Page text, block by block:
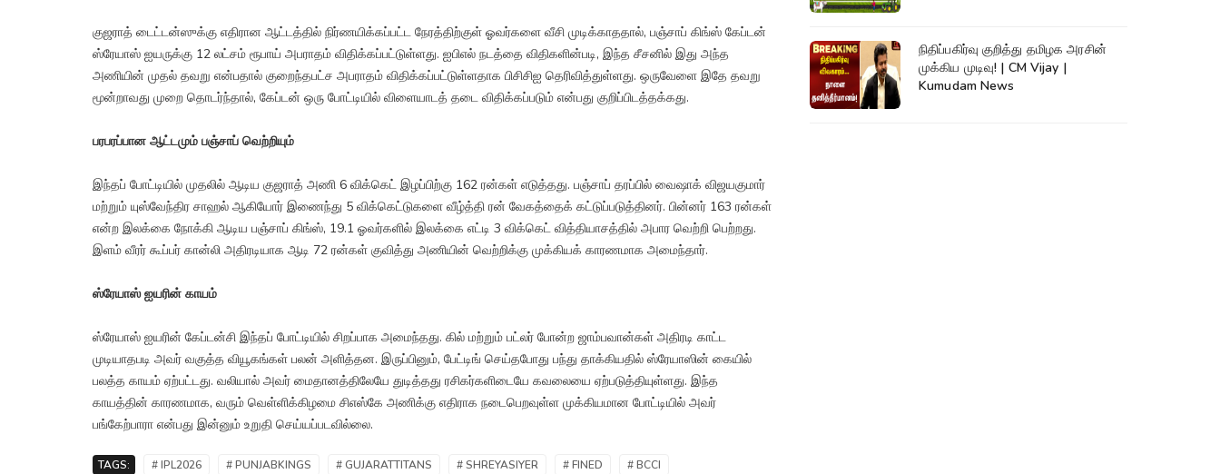
குஜராத் டைட்டன்ஸுக்கு எதிரான ஆட்டத்தில் நிர்ணயிக்கப்பட்ட நேரத்திற்குள் ஓவர்களை வீசி முடிக்காததால், பஞ்சாப் கிங்ஸ் கேப்டன்
ஸ்ரேயாஸ் ஐயருக்கு 12 லட்சம் ரூபாய் அபராதம் விதிக்கப்பட்டுள்ளது. ஐபிஎல் நடத்தை விதிகளின்படி, இந்த சீசனில் இது அந்த
அணியின் முதல் தவறு என்பதால் குறைந்தபட்ச அபராதம் விதிக்கப்பட்டுள்ளதாக பிசிசிஐ தெரிவித்துள்ளது. ஒருவேளை இதே தவறு
மூன்றாவது முறை தொடர்ந்தால், கேப்டன் ஒரு போட்டியில் விளையாடத் தடை விதிக்கப்படும் என்பது குறிப்பிடத்தக்கது.
பரபரப்பான ஆட்டமும் பஞ்சாப் வெற்றியும்
இந்தப் போட்டியில் முதலில் ஆடிய குஜராத் அணி 6 விக்கெட் இழப்பிற்கு 162 ரன்கள் எடுத்தது. பஞ்சாப் தரப்பில் வைஷாக் விஜயகுமார்
மற்றும் யுஸ்வேந்திர சாஹல் ஆகியோர் இணைந்து 5 விக்கெட்டுகளை வீழ்த்தி ரன் வேகத்தைக் கட்டுப்படுத்தினர். பின்னர் 163 ரன்கள்
என்ற இலக்கை நோக்கி ஆடிய பஞ்சாப் கிங்ஸ், 19.1 ஓவர்களில் இலக்கை எட்டி 3 விக்கெட் வித்தியாசத்தில் அபார வெற்றி பெற்றது.
இளம் வீரர் கூப்பர் கான்லி அதிரடியாக ஆடி 72 ரன்கள் குவித்து அணியின் வெற்றிக்கு முக்கியக் காரணமாக அமைந்தார்.
ஸ்ரேயாஸ் ஐயரின் காயம்
ஸ்ரேயாஸ் ஐயரின் கேப்டன்சி இந்தப் போட்டியில் சிறப்பாக அமைந்தது. கில் மற்றும் பட்லர் போன்ற ஜாம்பவான்கள் அதிரடி காட்ட
முடியாதபடி அவர் வகுத்த வியூகங்கள் பலன் அளித்தன. இருப்பினும், பேட்டிங் செய்தபோது பந்து தாக்கியதில் ஸ்ரேயாஸின் கையில்
பலத்த காயம் ஏற்பட்டது. வலியால் அவர் மைதானத்திலேயே துடித்தது ரசிகர்களிடையே கவலையை ஏற்படுத்தியுள்ளது. இந்த
காயத்தின் காரணமாக, வரும் வெள்ளிக்கிழமை சிஎஸ்கே அணிக்கு எதிராக நடைபெறவுள்ள முக்கியமான போட்டியில் அவர்
பங்கேற்பாரா என்பது இன்னும் உறுதி செய்யப்படவில்லை.
TAGS: # IPL2026 # PUNJABKINGS # GUJARATTITANS # SHREYASIYER # FINED # BCCI
நிதிப்பகிர்வு குறித்து தமிழக அரசின்
முக்கிய முடிவு! | CM Vijay |
Kumudam News